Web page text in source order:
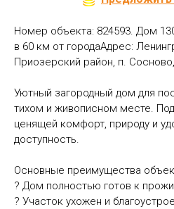
Номер объекта: 824593. Дом
в 60 км от городаАдрес:
Приозерский район, п.
Уютный загородный дом для
тихом и живописном месте.
ценящей комфорт, природу и
доступность.
Основные преимущества
? Дом полностью готов к
? Участок ухожен и